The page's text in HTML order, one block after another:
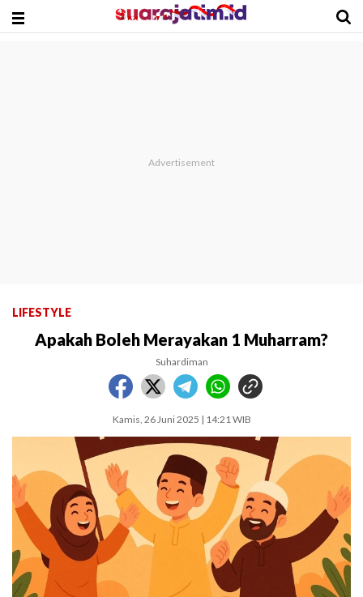
LIFESTYLE
Apakah Boleh Merayakan 1 Muharram?
Suhardiman
Kamis, 26 Juni 2025 | 14:21 WIB